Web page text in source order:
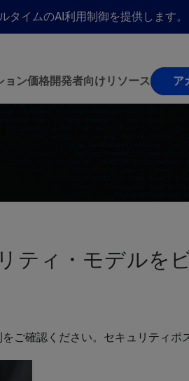
タイムのAI利用制御を提供します。
ョン価格開発者向け リソース ア
ティ・モデルを
ご確認ください。セキュリティポ